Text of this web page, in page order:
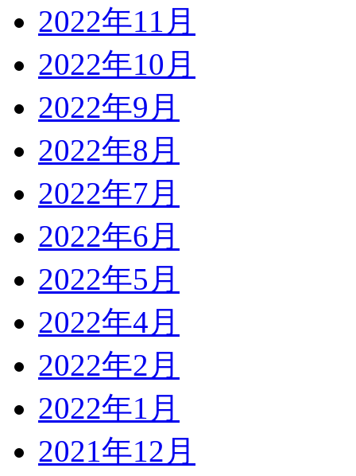
2022年11月
2022年10月
2022年9月
2022年8月
2022年7月
2022年6月
2022年5月
2022年4月
2022年2月
2022年1月
2021年12月